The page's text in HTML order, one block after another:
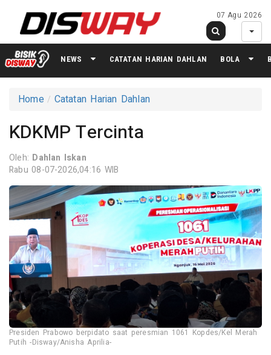
07 Agu 2026
NEWS CATATAN HARIAN DAHLAN BOLA
Home Catatan Harian Dahlan
KDKMP Tercinta
Oleh: Dahlan Iskan
Rabu 08-07-2026,04:16 WIB
Presiden Prabowo berpidato saat peresmian 1061 Kopdes/Kel Merah
Putih -Disway/Anisha Aprilia-